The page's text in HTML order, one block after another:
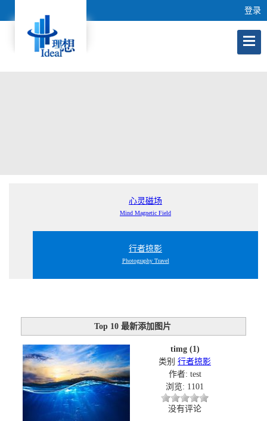
登录
心灵磁场
Mind Magnetic Field
行者掠影
Photography Travel
Top 10 最新添加图片
timg (1)
类别行者掠影
作者: test
浏览: 1101
没有评论